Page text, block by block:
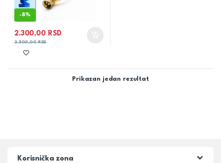
-8%
2.300,00 RSD
2.500,00RSD
Prikazan jedan rezultat
Korisnička zona